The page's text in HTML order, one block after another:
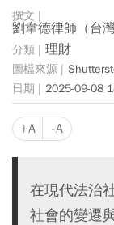
劉韋德律師（台
理財
2025-09-08
+A -A
在現代法治
社會的變遷